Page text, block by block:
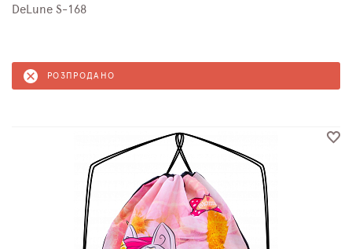
DeLune S-168
РОЗПРОДАНО